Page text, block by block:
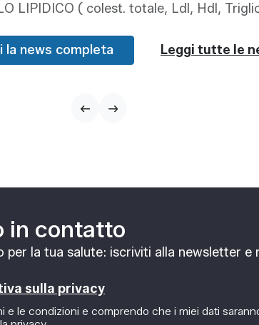
LIPIDICO ( colest. totale, Ldl, Hdl,
la news completa Leggi tutte le
in contatto
per la tua salute: iscriviti alla newsletter
sulla privacy
e le condizioni e comprendo che i miei dati